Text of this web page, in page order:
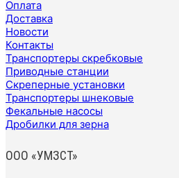
Оплата
Доставка
Новости
Контакты
Транспортеры скребковые
Приводные станции
Скреперные установки
Транспортеры шнековые
Фекальные насосы
Дробилки для зерна
ООО «УМЗСТ»